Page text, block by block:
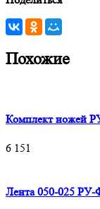
Похожие
Комплект ножей
6 151
Лента 050-025